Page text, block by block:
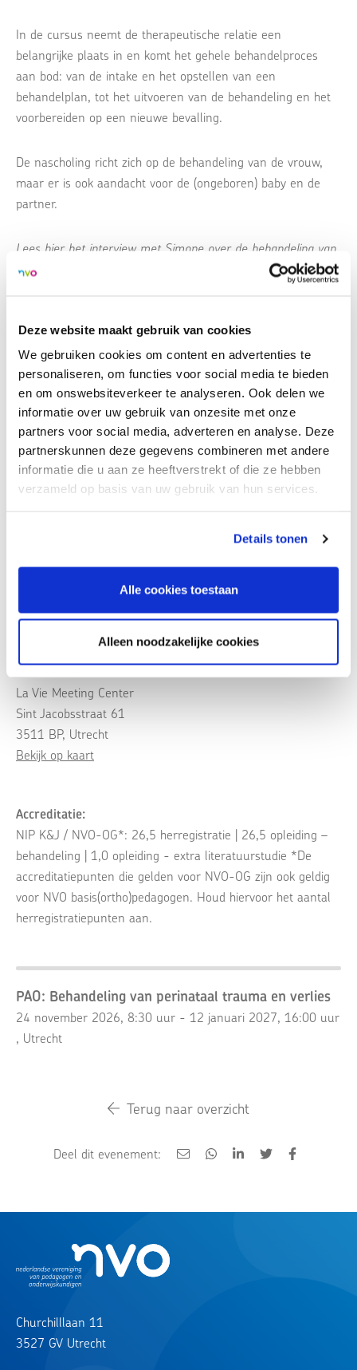
Deze website maakt gebruik van cookies
We gebruiken cookies om content en advertenties te
personaliseren, om functies voor social media te bieden
en om onswebsiteverkeer te analyseren. Ook delen we
informatie over uw gebruik van onzesite met onze
partners voor social media, adverteren en analyse. Deze
partnerskunnen deze gegevens combineren met andere
informatie die u aan ze heeftverstrekt of die ze hebben
verzameld op basis van uw gebruik van hun services.
Details tonen
Alle cookies toestaan
Alleen noodzakelijke cookies
In de cursus neemt de therapeutische relatie een
belangrijke plaats in en komt het gehele behandelproces
aan bod: van de intake en het opstellen van een
behandelplan, tot het uitvoeren van de behandeling en het
voorbereiden op een nieuwe bevalling.
De nascholing richt zich op de behandeling van de vrouw,
maar er is ook aandacht voor de (ongeboren) baby en de
partner.
Lees hierhet interview met Simone over de behandeling van
perinataal trauma: ‘
Het is heel bijzonder om in deze mooie,
maar ook kwetsbare fase een tijdje mee te mogen lopen’.
Kernpunten:
behandelen van perinataal trauma en verlies met
EMDR, CGT en lichaamsgerichte interventies;
met aandacht voor de hechtingsrelatie tussen moeder
en baby;
naast aandacht voor behandeling ook aandacht voor
specifieke kenmerken van de doelgroep; de
therapeutische relatie en het opstellen van een
behandelplan;
oefenen, casuïstiek en samen leren;
docent met veel ervaring en dus praktijkcasussen over
behandeling bij psychische klachten rondom
La Vie Meeting Center
Sint Jacobsstraat 61
3511 BP, Utrecht
Bekijk op kaart
Accreditatie:
NIP K&J / NVO-OG*: 26,5 herregistratie | 26,5 opleiding –
behandeling | 1,0 opleiding - extra literatuurstudie *De
accreditatiepunten die gelden voor NVO-OG zijn ook geldig
voor NVO basis(ortho)pedagogen. Houd hiervoor het aantal
herregistratiepunten aan.
PAO: Behandeling van perinataal trauma en verlies
24 november 2026, 8:30 uur - 12 januari 2027, 16:00 uur
, Utrecht
Terug naar overzicht
Deel dit evenement:
Churchilllaan 11
3527 GV Utrecht